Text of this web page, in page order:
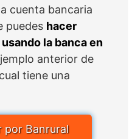
cuenta bancaria
puedes hacer
la banca en
anterior de
tiene una
por Banrural